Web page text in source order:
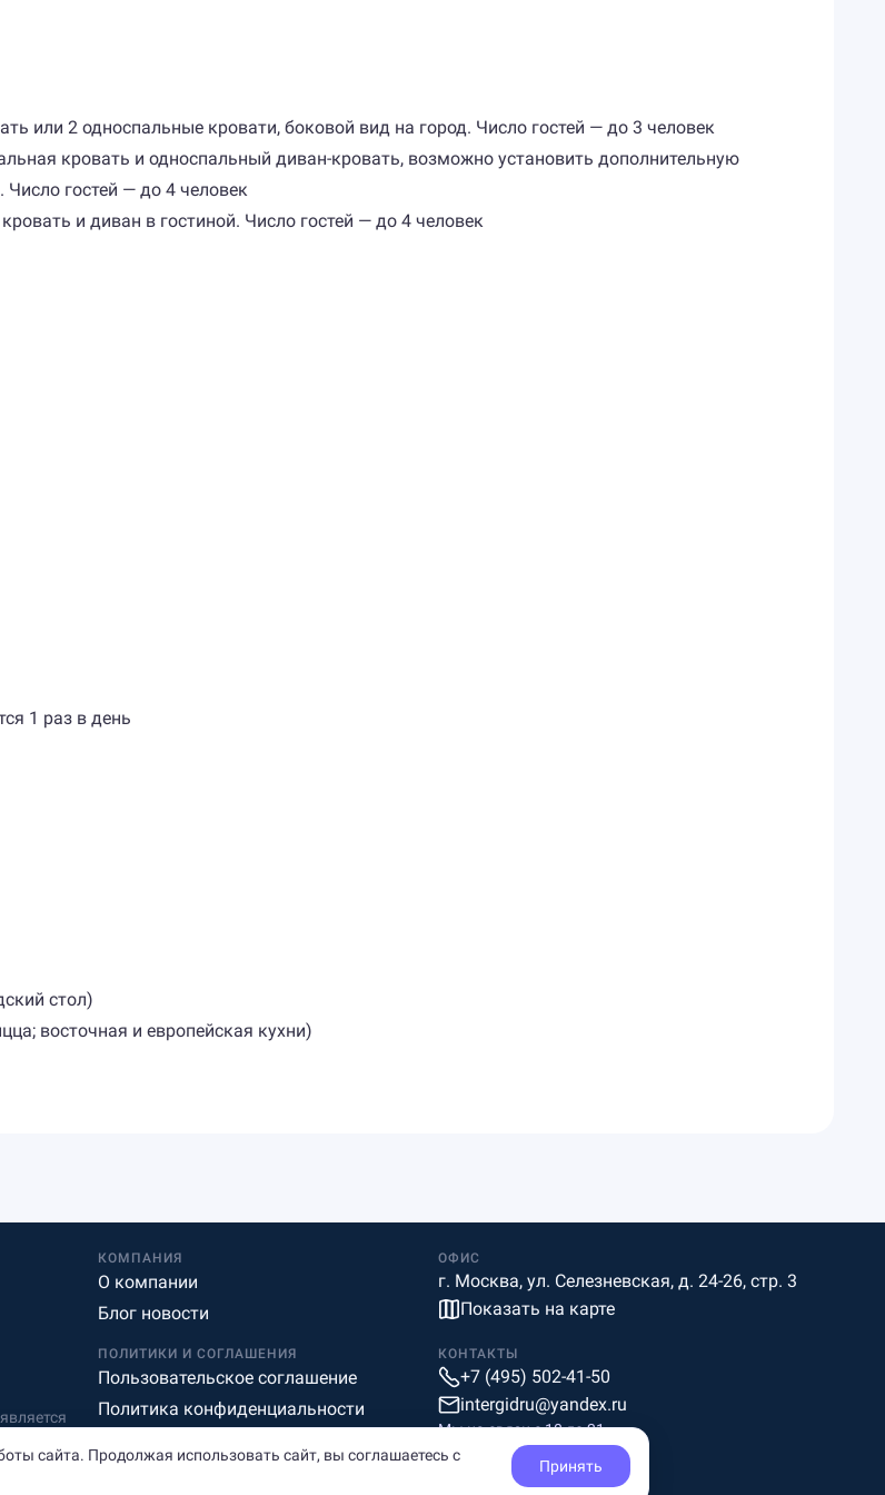
или 2 односпальные кровати, боковой вид на город. Число гостей — до 3 человек
кровать и односпальный диван-кровать, возможно установить дополнительную
Число гостей — до 4 человек
и диван в гостиной. Число гостей — до 4 человек
1 раз в день
стол)
восточная и европейская кухни)
КОМПАНИЯ
О компании
Блог новости
ОФИС
г. Москва, ул. Селезневская, д. 24-26, стр. 3
Показать на карте
ПОЛИТИКИ И СОГЛАШЕНИЯ
Пользовательское соглашение
Политика конфиденциальности
КОНТАКТЫ
+7 (495) 502-41-50
intergidru@yandex.ru
Мы на связи c 10 до 21
сайта. Продолжая использовать сайт, вы соглашаетесь с
Принять